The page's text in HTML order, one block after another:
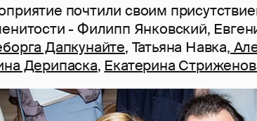
почтили своим
- Филипп Янковский,
Дапкунайте, Татьяна Навка,
Дерипаска, Екатерина